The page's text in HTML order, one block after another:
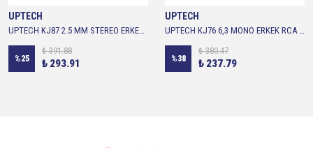
UPTECH
UPTECH KJ87 2.5 MM STEREO ERKEK 3.5 MM STEREO DİŞİ ÇEVİRİCİ
%25
₺ 391.88
₺ 293.91
UPTECH
UPTECH KJ76 6,3 MONO ERKEK RCA DD ÇEVİRİCİ ÇİFTLİ JAK
%38
₺ 380.47
₺ 237.79